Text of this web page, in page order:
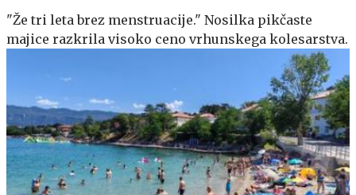
"Že tri leta brez menstruacije." Nosilka pikčaste
majice razkrila visoko ceno vrhunskega kolesarstva.